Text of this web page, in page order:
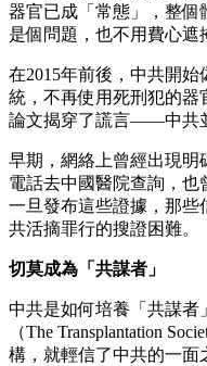
器官已成「常態」，整個
是個問題，也不用費心遮
在2015年前後，中共開
統，不再使用死刑犯的器
論文揭穿了謊言——中共
早期，網絡上曾經出現明
電話去中國醫院查詢，
一旦發布這些證據，那些
共活摘罪行的搜證困難。
切莫成為「共謀者」
中共是如何培養「共謀者
（The Transplantation
構，就輕信了中共的一